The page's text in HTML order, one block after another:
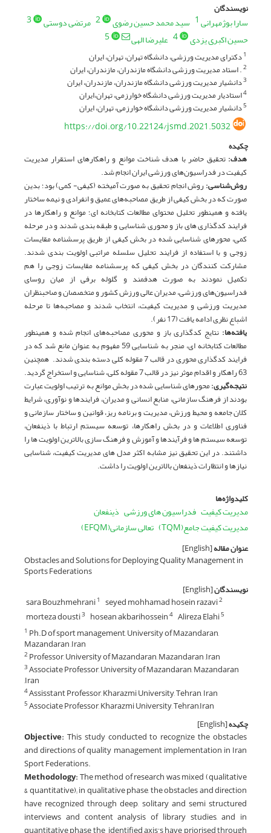
نویسندگان
سارا بوژمهرانی1 سید محمد حسین رضوی 2 مرتضی دوستی
3
حسین اکبری یزدی
4 علیرضا الهی 5
1دکترای مدیریت ورزشی، دانشگاه تهران، تهران، ایران
2. استاد مدیریت ورزشی دانشگاه مازندران، مازندران، ایران
3دانشیار مدیریت ورزشی دانشگاه مازندران، مازندران، ایران
4استادیار مدیریت ورزشی دانشگاه خوارزمی، تهران،ایران
5دانشیار مدیریت ورزشی دانشگاه خوارزمی، تهران، ایران
https://doi.org/10.22124/jsmd.2021.5032
چکیده
هدف: تحقیق حاضر با هدف شناخت موانع و راهکارهای استقرار مدیریت
کیفیت در فدراسیون‌های ورزشی ایران انجام شد.
روش‌شناسی: روش انجام تحقیق به صورت آمیخته (کیفی- کمی) بود؛ بدین
صورت که در بخش کیفی از طریق مصاحبه‌های عمیق و انفرادی و نیمه ساختار
یافته و همینطور تحلیل محتوای مطالعات کتابخانه ای؛ موانع و راهکارها در
فرایند کدگذاری های باز و محوری شناسایی و طبقه بندی شدند و در مرحله
کمی، محورهای شناسایی شده در بخش کیفی از طریق پرسشنامه مقایسات
زوجی و با استفاده از فرایند تحلیل سلسله مراتبی اولویت بندی شدند.
مشارکت کنندگان در بخش کیفی که پرسشنامه مقایسات زوجی را هم
تکمیل نمودند به صورت هدفمند و گلوله برفی از میان روسای
فدراسیون‌های ورزشی، مدیران عالی ورزش کشور و متخصصان و صاحبنظران
مدیریت ورزشی و مدیریت کیفیت، انتخاب شدند و مصاحبه‌ها تا مرحله
اشباع نظری ادامه یافت (17 نفر).
یافته‌ها: نتایج کدگذاری باز و محوری مصاحبه‌های انجام شده و همینطور
مطالعات کتابخانه ای، منجر به شناسایی 59 مفهوم به عنوان مانع شد که در
فرایند کدگذاری محوری در قالب 7 مقوله کلی دسته بندی شدند. همچنین
63 راهکار و اقدام موثر نیز در قالب 7 مقوله کلی، شناسایی و استخراج گردید.
نتیجه‌گیری:محورهای شناسایی شده در بخش موانع به ترتیب اولویت عبارت
بودند از فرهنگ سازمانی، منابع انسانی و مدیران، فرایندها و نوآوری، شرایط
کلان جامعه و محیط ورزش، مدیریت و برنامه ریز، قوانین و ساختار سازمانی و
فناوری اطلاعات و در بخش راهکارها، توسعه سیستم ارتباط با ذینفعان،
توسعه سیستم ها و فرآیندها و آموزش و فرهنگ سازی بالاترین اولویت ها را
داشتند. در این تحقیق نیز مشابه اکثر مدل های مدیریت کیفیت، شناسایی
نیازها و انتظارات ذینفعان بالاترین اولویت را داشت.
کلیدواژه‌ها
مدیریت کیفیت فدراسیون های ورزشی ذینفعان
مدیریت کیفیت جامع(TQM)
تعالی سازمانی(EFQM)
عنوان مقاله[English]
Obstacles and Solutions for Deploying Quality Management in
Sports Federations
نویسندگان[English]
sara Bouzhmehrani1 seyed mohhamad hosein razavi2
morteza dousti3 hosean akbarihossein4 Alireza Elahi5
1 Ph.D of sport management, University of Mazandaran,
Mazandaran ,Iran
2Professor, University of Mazandaran, Mazandaran ,Iran
3Associate Professor, University of Mazandaran, Mazandaran
,Iran
4Assisstant Professor, Kharazmi University, Tehran, Iran
5Associate Professor, Kharazmi University, Tehran,Iran
چکیده[English]
Objective: This study conducted to recognize the obstacles
and directions of quality management implementation in Iran
Sport Federations.
Methodology:The method of research was mixed (qualitative
& quantitative); in qualitative phase, the obstacles and direction
have recognized through deep, solitary and semi structured
interviews and content analysis of library studies, and in